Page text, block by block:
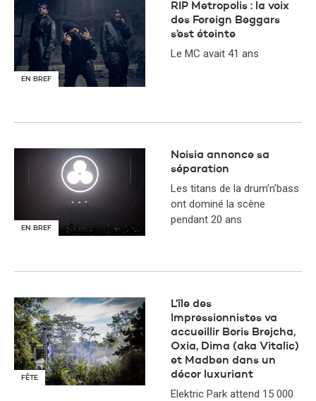
EN BREF
RIP Metropolis : la voix
des Foreign Beggars
s’est éteinte
Le MC avait 41 ans
EN BREF
Noisia annonce sa
séparation
Les titans de la drum’n’bass
ont dominé la scène
pendant 20 ans
FÊTE
L’île des
Impressionnistes va
accueillir Boris Brejcha,
Oxia, Dima (aka Vitalic)
et Madben dans un
décor luxuriant
Elektric Park attend 15 000